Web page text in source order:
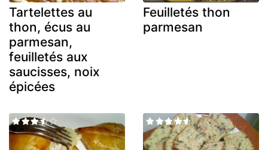
Tartelettes au
thon, écus au
parmesan,
feuilletés aux
saucisses, noix
épicées
Feuilletés thon
parmesan